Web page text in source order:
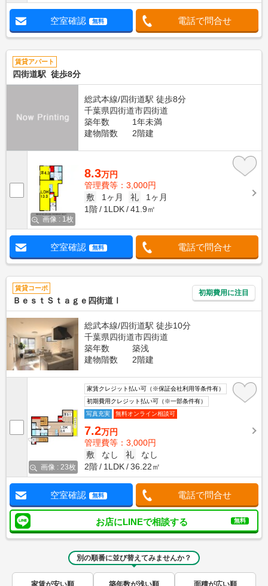
空室確認 無料 電話で問合せ
賃貸アパート
四街道駅 徒歩8分
総武本線/四街道駅 徒歩8分
千葉県四街道市四街道
築年数
1年未満
建物階数
2階建
画像 : 1枚
8.3万円
管理費等：3,000円
敷
1ヶ月 礼
1ヶ月
1階
1LDK 41.9㎡
空室確認 無料 電話で問合せ
賃貸コーポ
ＢｅｓｔＳｔａｇｅ四街道Ⅰ
初期費用に注目
総武本線/四街道駅 徒歩10分
千葉県四街道市四街道
築年数
築浅
建物階数
2階建
画像 : 23枚
家賃クレジット払い可（※保証会社利用等条件有）
初期費用クレジット払い可（※一部条件有）
写真充実
無料オンライン相談可
7.2万円
管理費等：3,000円
敷
なし 礼
なし
2階
1LDK 36.22㎡
空室確認 無料 電話で問合せ
お店にLINEで相談する 無料
別の順番に並び替えてみませんか？
家賃が安い順 築年数が浅い順 面積が広い順